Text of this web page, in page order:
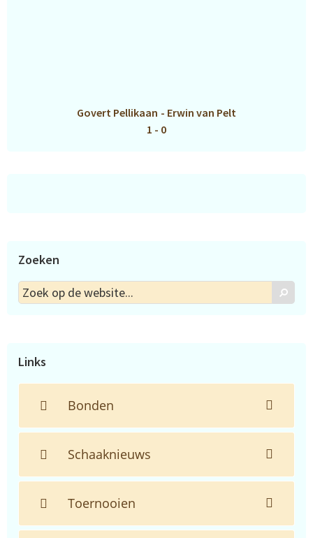
Govert Pellikaan - Erwin van Pelt
1 - 0
Zoeken
Zoek
op
Zoek
Links
Bonden
Schaaknieuws
Toernooien